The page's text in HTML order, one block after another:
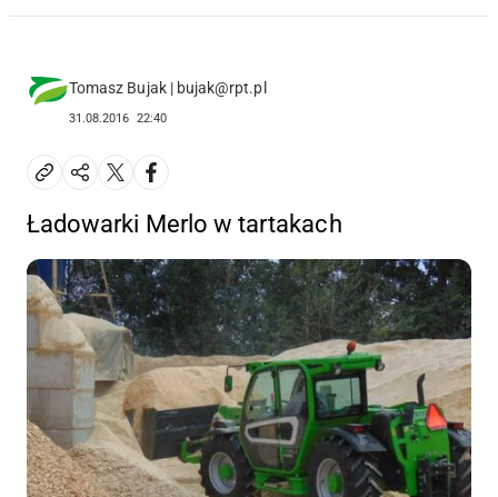
Tomasz Bujak | bujak@rpt.pl
31.08.2016 22:40
Ładowarki Merlo w tartakach